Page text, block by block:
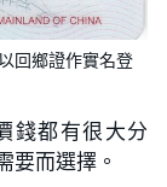
回鄉證作實名登
錢都有很大分
要而選擇。